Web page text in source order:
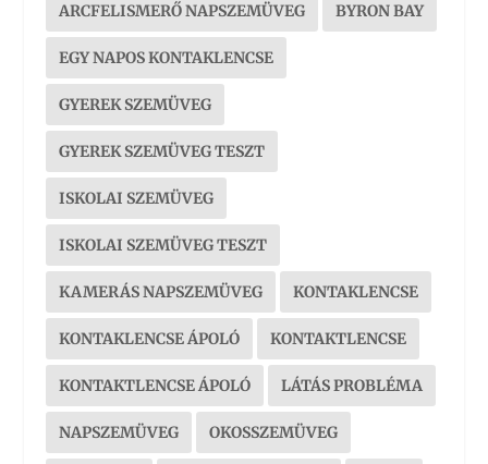
ARCFELISMERŐ NAPSZEMÜVEG BYRON BAY
EGY NAPOS KONTAKLENCSE
GYEREK SZEMÜVEG
GYEREK SZEMÜVEG TESZT
ISKOLAI SZEMÜVEG
ISKOLAI SZEMÜVEG TESZT
KAMERÁS NAPSZEMÜVEG KONTAKLENCSE
KONTAKLENCSE ÁPOLÓ KONTAKTLENCSE
KONTAKTLENCSE ÁPOLÓ LÁTÁS PROBLÉMA
NAPSZEMÜVEG OKOSSZEMÜVEG